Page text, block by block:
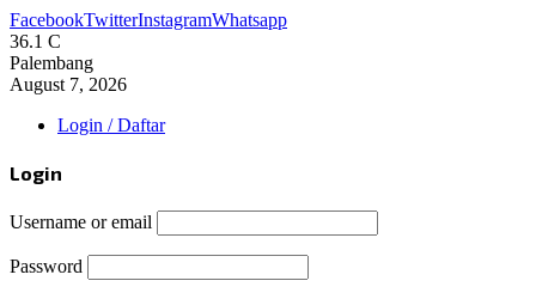
FacebookTwitterInstagramWhatsapp
36.1 C
Palembang
August 7, 2026
Login / Daftar
Login
Username or email
Password